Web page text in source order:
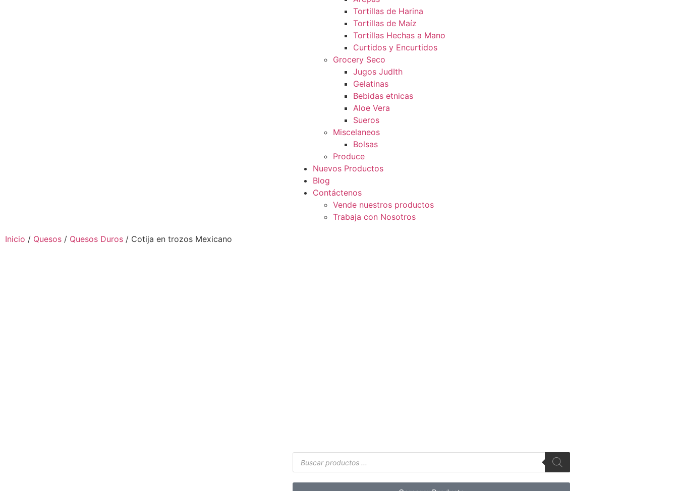
Tortillas de Harina
Tortillas de Maíz
Tortillas Hechas a Mano
Curtidos y Encurtidos
Grocery Seco
Jugos JudIth
Gelatinas
Bebidas etnicas
Aloe Vera
Sueros
Miscelaneos
Bolsas
Produce
Nuevos Productos
Blog
Contáctenos
Vende nuestros productos
Trabaja con Nosotros
Inicio / Quesos / Quesos Duros / Cotija en trozos Mexicano